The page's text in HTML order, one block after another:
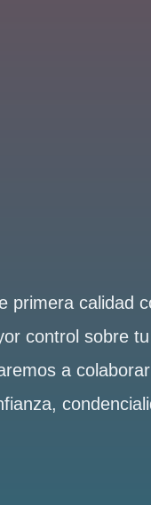
primera calidad
control sobre tu
a colaborar